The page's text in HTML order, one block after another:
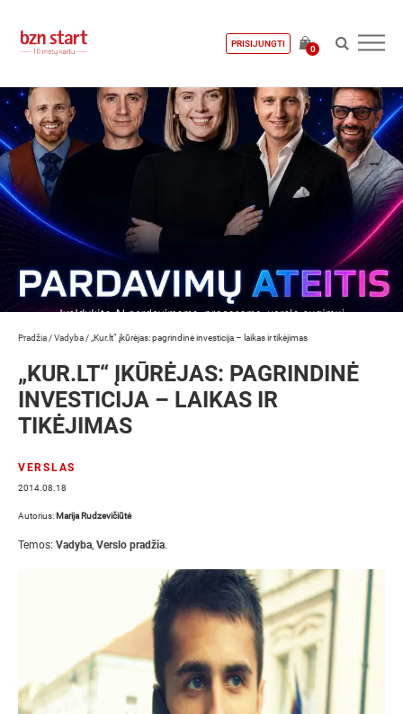
PRISIJUNGTI
0
Pradžia /Vadyba / „Kur.lt“ įkūrėjas: pagrindinė investicija – laikas ir tikėjimas
„KUR.LT“ ĮKŪRĖJAS: PAGRINDINĖ
INVESTICIJA – LAIKAS IR
TIKĖJIMAS
VERSLAS
2014.08.18
Autorius: Marija Rudzevičiūtė
Temos: Vadyba, Verslo pradžia.